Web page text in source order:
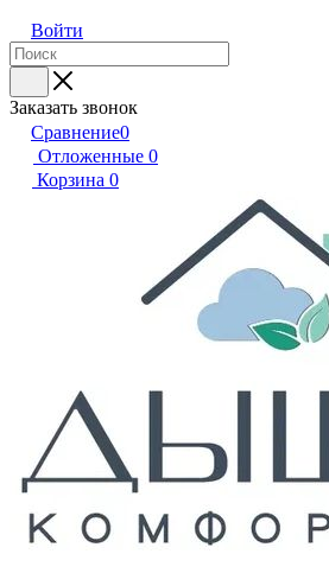
Войти
Заказать звонок
Сравнение0
Отложенные 0
Корзина 0